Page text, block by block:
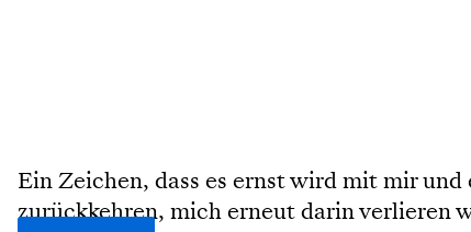
Ein Zeichen, dass es ernst wird mit mir
zurückkehren, mich erneut darin verlieren